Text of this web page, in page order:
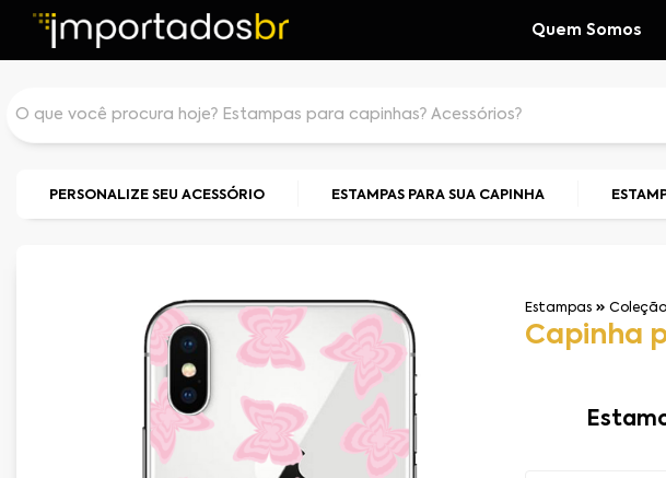
Quem Somos
PERSONALIZE SEU ACESSÓRIO ESTAMPAS PARA SUA CAPINHA
Estampas
Capinha